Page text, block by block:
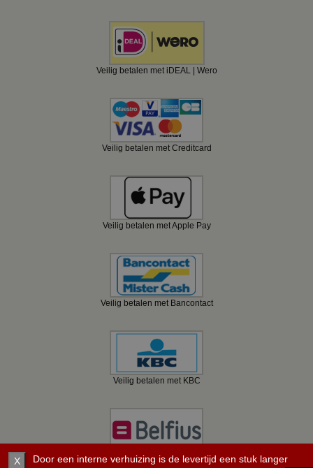
Veilig betalen met iDEAL | Wero
Veilig betalen met Creditcard
Veilig betalen met Apple Pay
Veilig betalen met Bancontact
Veilig betalen met KBC
Veilig betalen met Belfius
X
Door een interne verhuizing is de levertijd een stuk langer